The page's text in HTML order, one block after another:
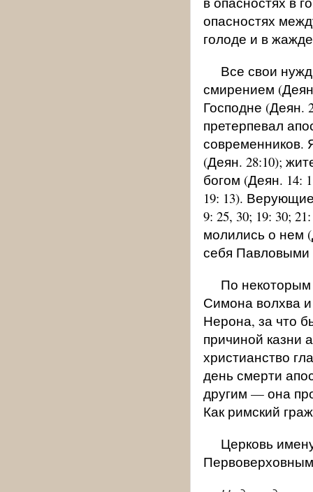
опасностях
голоде и в
Все свои
смирением
Господне (Деян.
претерпевал
современников.
(Деян. 28:10);
богом (Деян. 14:
19: 13).
9: 25, 30; 19: 30;
молились о нем
себя Павловыми
По некоторым
Симона волхва
Нерона, за что
причиной казни
христианство
день смерти
другим — она
Как римский
Церковь